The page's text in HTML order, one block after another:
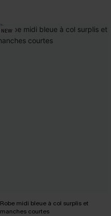
NEW
Robe midi bleue à col surplis et
manches courtes